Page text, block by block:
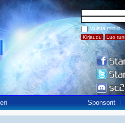
Muista minut
Sponsorit